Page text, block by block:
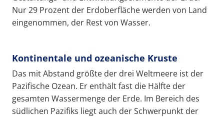
Nur 29 Prozent der Erdoberfläche werden von Land
eingenommen, der Rest von Wasser.
Kontinentale und ozeanische Kruste
Das mit Abstand größte der drei Weltmeere ist der
Pazifische Ozean. Er enthält fast die Hälfte der
gesamten Wassermenge der Erde. Im Bereich des
südlichen Pazifiks liegt auch der Schwerpunkt der